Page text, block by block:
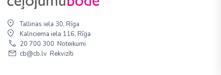
Tallinas iela 30, Rīga
Kalnciema iela 116, Rīga
20 700 300 Noteikumi
cb@cb.lv Rekvizīti